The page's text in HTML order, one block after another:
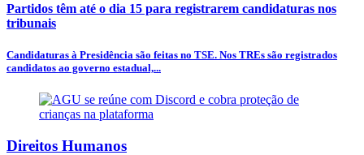
Partidos têm até o dia 15 para registrarem candidaturas nos
tribunais
Candidaturas à Presidência são feitas no TSE. Nos TREs são registrados
candidatos ao governo estadual,...
Direitos Humanos